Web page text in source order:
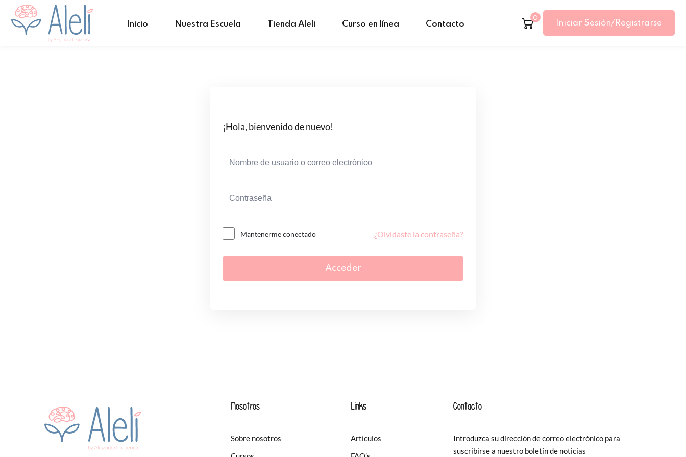
Inicio Nuestra Escuela Tienda Aleli Curso en línea Contacto
0
Iniciar Sesión/Registrarse
¡Hola, bienvenido de nuevo!
Mantenerme conectado ¿Olvidaste la contraseña?
Acceder
Nosotros
Sobre nosotros
Links
Artículos
Contacto
Introduzca su dirección de correo electrónico para
suscribirse a nuestro boletín de noticias